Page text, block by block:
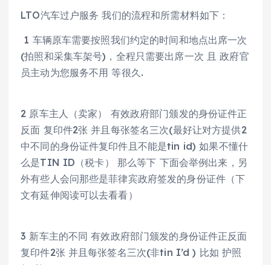
LTO汽车过户服务 我们的流程和所需材料如下：
1 车辆原车需要按照我们约定的时间和地点出席一次
(拍照和采集车架号)，全程只需要出席一次 且 政府官
员主动为您服务不用 等很久.
2 原车主人（卖家） 有效政府部门颁发的身份证件正
反面 复印件2张 并且每张签名三次(最好让对方提供2
中不同的身份证件复印件且不能是tin id) 如果不懂什
么是TIN ID（税卡） 那么等下 下面会举例出来，另
外有些人会问那些是菲律宾政府签发的身份证件（下
文有延伸阅读可以去看看）
3 新车主的不同 有效政府部门颁发的身份证件正反面
复印件2张 并且每张签名三次(非tin I’d ) 比如 护照